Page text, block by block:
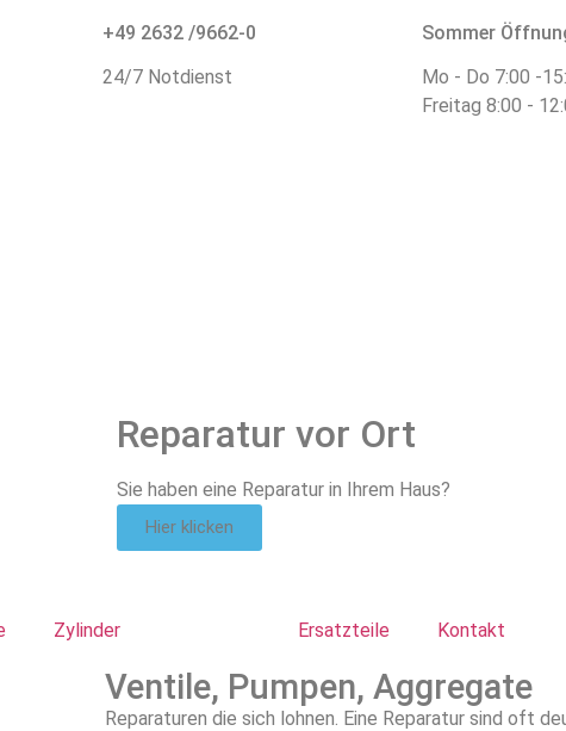
+49 2632 /9662-0
24/7 Notdienst
Sommer
Mo - Do 7:00 -
Freitag 8:00 -
Reparatur vor Ort
Sie haben eine Reparatur in Ihrem Haus?
Hier klicken
Zylinder Ersatzteile Kontakt
Ventile, Pumpen, Aggregate
Reparaturen die sich lohnen. Eine Reparatur sind oft